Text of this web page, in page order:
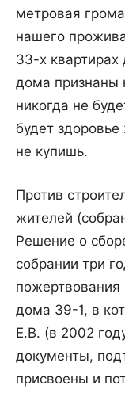
метровая
нашего
33-х квартирах
дома признаны
никогда не
будет здоровье
не купишь.
Против
жителей
Решение о
собрании три
пожертвования
дома 39-1, в
Е.В. (в 2002
документы,
присвоены и